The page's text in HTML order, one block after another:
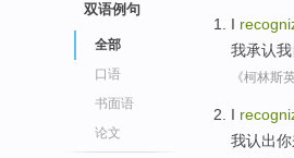
双语例句
全部
口语
书面语
论文
I
我承认我
《柯林斯
I
我认出你